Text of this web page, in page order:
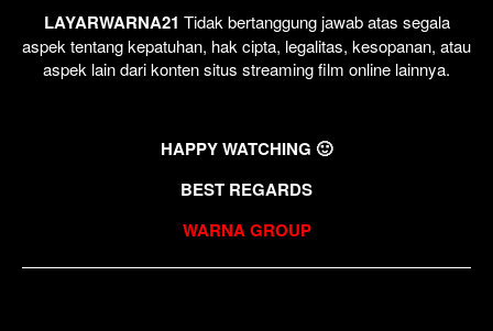
LAYARWARNA21 Tidak bertanggung jawab atas segala
aspek tentang kepatuhan, hak cipta, legalitas, kesopanan, atau
aspek lain dari konten situs streaming film online lainnya.
HAPPY WATCHING 🙂
BEST REGARDS
WARNA GROUP